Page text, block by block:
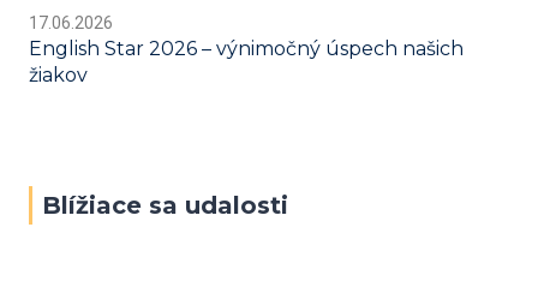
17.06.2026
English Star 2026 – výnimočný úspech našich
žiakov
Blížiace sa udalosti